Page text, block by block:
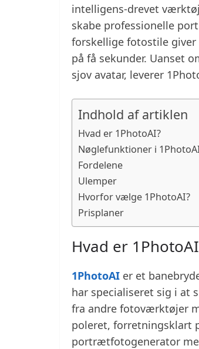
intelligens-drevet
skabe professionelle
forskellige fotostile
på få sekunder. Uanset
sjov avatar, leverer
Indhold af artiklen
Hvad er 1PhotoAI?
Nøglefunktioner i
Fordelene
Ulemper
Hvorfor vælge 1PhotoAI?
Prisplaner
Hvad er
1PhotoAI er et
har specialiseret sig i at
fra andre fotoværktøjer
poleret, forretningsklart
portrætfotogenerator